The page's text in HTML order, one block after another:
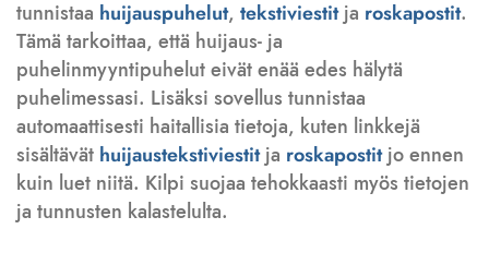
tunnistaa huijauspuhelut, tekstiviestitja roskapostit.
Tämä tarkoittaa, että huijaus- ja
puhelinmyyntipuhelut eivät enää edes hälytä
puhelimessasi. Lisäksi sovellus tunnistaa
automaattisesti haitallisia tietoja, kuten linkkejä
sisältävät huijaustekstiviestitja roskapostitjo ennen
kuin luet niitä. Kilpi suojaa tehokkaasti myös tietojen
ja tunnusten kalastelulta.